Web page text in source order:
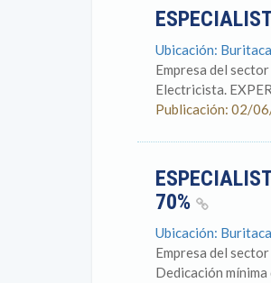
Ubicación:
Empresa del
Electricista.
Publicación: 02/
70%
Ubicación:
Empresa del
Dedicación